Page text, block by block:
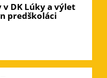
DK Lúky a výlet
predškoláci